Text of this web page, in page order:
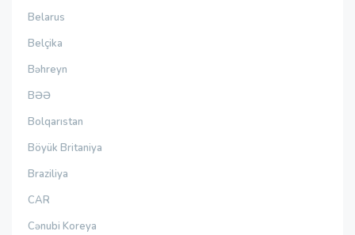
Belarus
Belçika
Bəhreyn
BƏƏ
Bolqarıstan
Böyük Britaniya
Braziliya
CAR
Cənubi Koreya